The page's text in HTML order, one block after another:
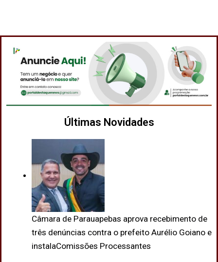
Últimas Novidades
Câmara de Parauapebas aprova recebimento de
três denúncias contra o prefeito Aurélio Goiano e
instalaComissões Processantes